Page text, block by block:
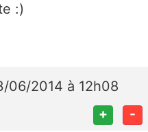
:)
06/2014 à 12h08
+ -